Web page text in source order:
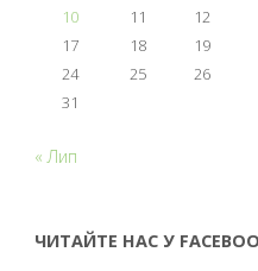
10 11 12
17
18 19
24
25 26
31
« Лип
ЧИТАЙТЕ НАС У